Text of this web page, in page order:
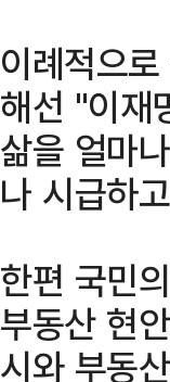
이례적으
해선 "이재
삶을 얼마
나 시급하
한편 국민
부동산 현
시와 부동